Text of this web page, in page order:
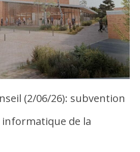
(2/06/26): subvention
de la